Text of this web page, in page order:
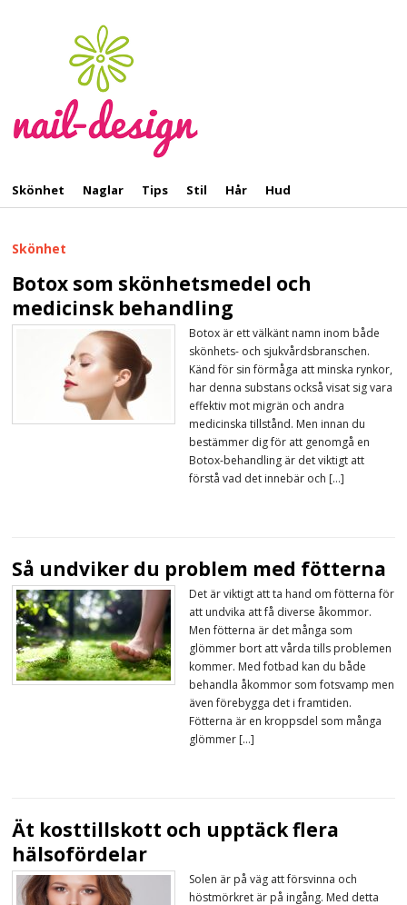
Skönhet Naglar Tips Stil Hår Hud
Skönhet
Botox som skönhetsmedel och
medicinsk behandling
Botox är ett välkänt namn inom både
skönhets- och sjukvårdsbranschen.
Känd för sin förmåga att minska rynkor,
har denna substans också visat sig vara
effektiv mot migrän och andra
medicinska tillstånd. Men innan du
bestämmer dig för att genomgå en
Botox-behandling är det viktigt att
förstå vad det innebär och […]
Så undviker du problem med fötterna
Det är viktigt att ta hand om fötterna för
att undvika att få diverse åkommor.
Men fötterna är det många som
glömmer bort att vårda tills problemen
kommer. Med fotbad kan du både
behandla åkommor som fotsvamp men
även förebygga det i framtiden.
Fötterna är en kroppsdel som många
glömmer […]
Ät kosttillskott och upptäck flera
hälsofördelar
Solen är på väg att försvinna och
höstmörkret är på ingång. Med detta